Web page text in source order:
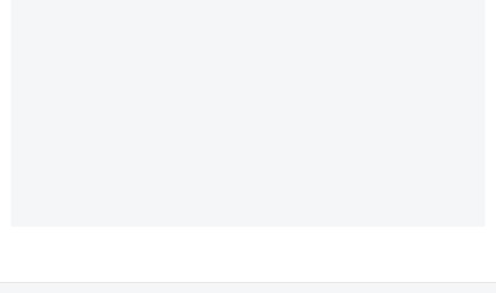
Versandkostenund ggf. Nachnahmegebühren, wenn